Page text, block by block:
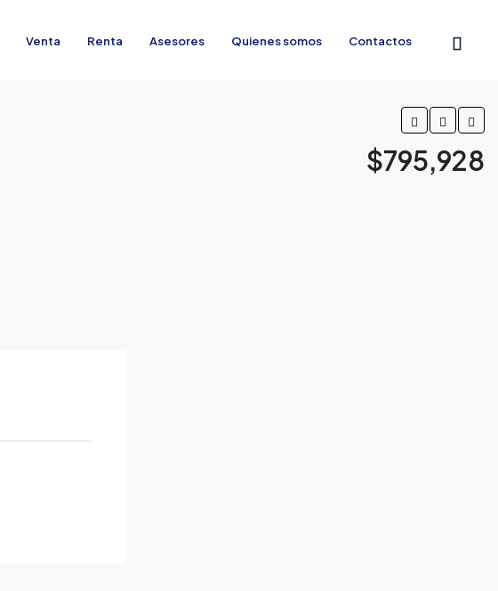
Venta Renta Asesores Quienes somos Contactos
$795,928